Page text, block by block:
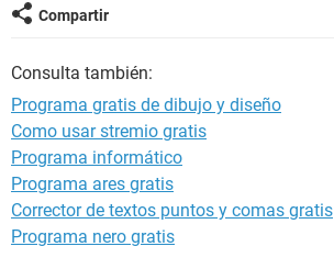
Compartir
Consulta también:
Programa gratis de dibujo y diseño
Como usar stremio gratis
Programa informático
Programa ares gratis
Corrector de textos puntos y comas gratis
Programa nero gratis